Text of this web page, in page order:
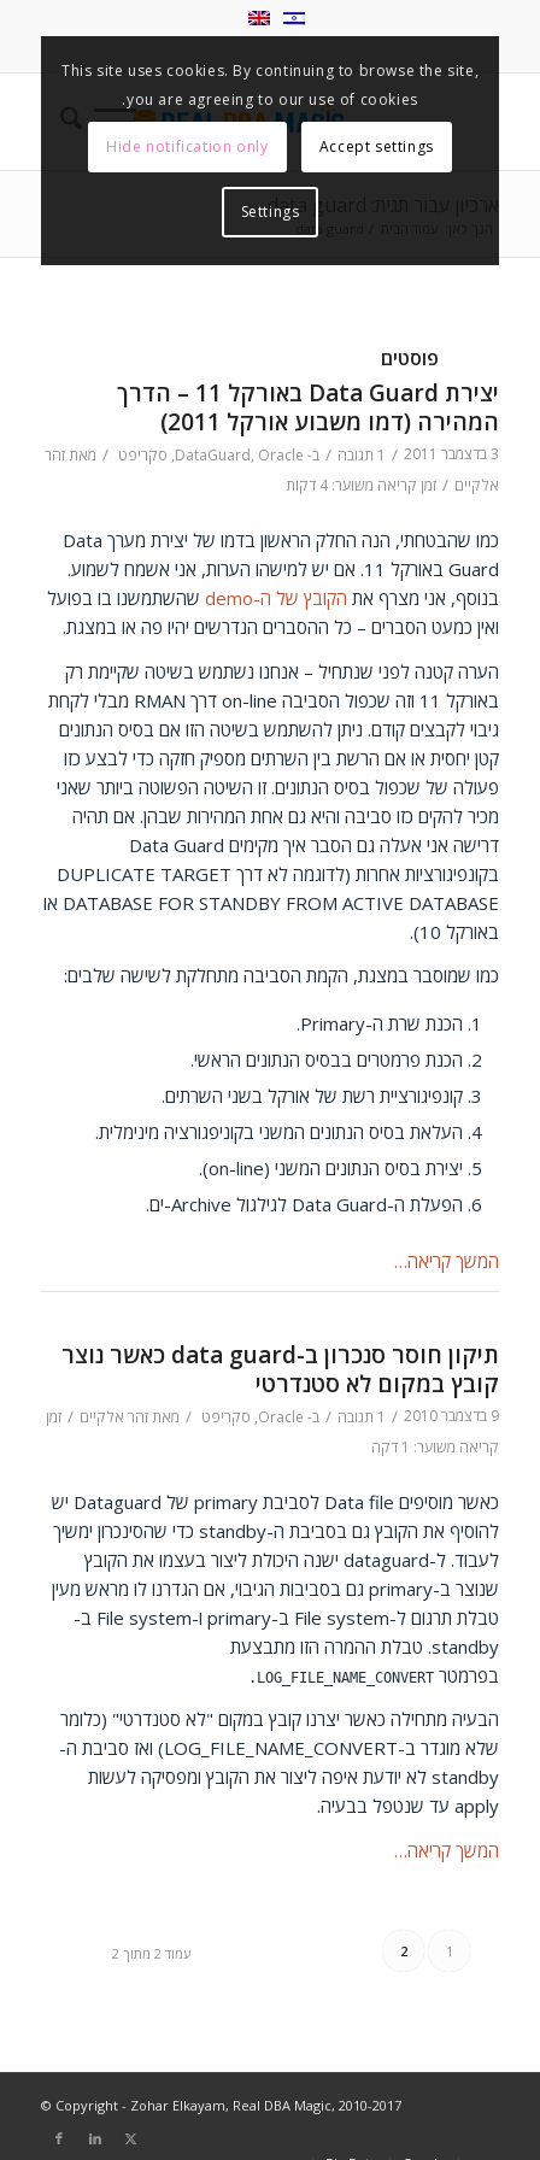
פוסטים
יצירת Data Guard באורקל 11 – הדרך
המהירה (דמו משבוע אורקל 2011)
3 בדצמבר 2011 / 1 תגובה / ב- DataGuard, Oracle
, סקריפט / מאתזהר
אלקיים / זמן קריאה משוער: 4 דקות
כמו שהבטחתי, הנה החלק הראשון בדמו של יצירת מערך Data
Guard באורקל 11. אם יש למישהו הערות, אני אשמח לשמוע.
בנוסף, אני מצרף את הקובץ של ה-demo
שהשתמשנו בו בפועל
ואין כמעט הסברים – כל ההסברים הנדרשים יהיו פה או במצגת.
הערה קטנה לפני שנתחיל – אנחנו נשתמש בשיטה שקיימת רק
באורקל 11 וזה שכפול הסביבה on-line דרך RMAN מבלי לקחת
גיבוי לקבצים קודם. ניתן להשתמש בשיטה הזו אם בסיס הנתונים
קטן יחסית או אם הרשת בין השרתים מספיק חזקה כדי לבצע כזו
פעולה של שכפול בסיס הנתונים. זו השיטה הפשוטה ביותר שאני
מכיר להקים כזו סביבה והיא גם אחת המהירות שבהן. אם תהיה
דרישה אני אעלה גם הסבר איך מקימים Data Guard
בקונפיגורציות אחרות (לדוגמה לא דרך DUPLICATE TARGET
DATABASE FOR STANDBY FROM ACTIVE DATABASE או
באורקל 10).
כמו שמוסבר במצגת, הקמת הסביבה מתחלקת לשישה שלבים:
הכנת שרת ה-Primary.
הכנת פרמטרים בבסיס הנתונים הראשי.
קונפיגורציית רשת של אורקל בשני השרתים.
העלאת בסיס הנתונים המשני בקוניפגורציה מינימלית.
יצירת בסיס הנתונים המשני (on-line).
הפעלת ה-Data Guard לגילגול Archive-ים.
המשך קריאה…
תיקון חוסר סנכרון ב-data guard כאשר נוצר
קובץ במקום לא סטנדרטי
9 בדצמבר 2010 / 1 תגובה / ב- Oracle
, סקריפט / מאתזהר אלקיים / זמן
קריאה משוער: 1 דקה
כאשר מוסיפים Data file לסביבת primary של Dataguard יש
להוסיף את הקובץ גם בסביבת ה-standby כדי שהסינכרון ימשיך
לעבוד. ל-dataguard ישנה היכולת ליצור בעצמו את הקובץ
שנוצר ב-primary גם בסביבות הגיבוי, אם הגדרנו לו מראש מעין
טבלת תרגום ל-File system ב-primary ו-File system ב-
standby. טבלת ההמרה הזו מתבצעת
בפרמטר LOG_FILE_NAME_CONVERT.
הבעיה מתחילה כאשר יצרנו קובץ במקום "לא סטנדרטי" (כלומר
שלא מוגדר ב-LOG_FILE_NAME_CONVERT) ואז סביבת ה-
standby לא יודעת איפה ליצור את הקובץ ומפסיקה לעשות
apply עד שנטפל בבעיה.
המשך קריאה…
עמוד 2 מתוך 2 1
2
© Copyright - Zohar Elkayam, Real DBA Magic, 2010-2017
This site uses cookies. By continuing to browse the site,
you are agreeing to our use of cookies.
Accept settings
Hide notification only
Settings